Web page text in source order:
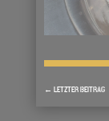
← LETZTER BEITRAG